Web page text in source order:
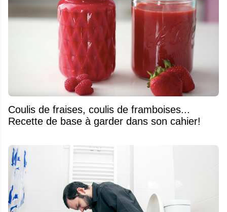
Coulis de fraises, coulis de framboises...
Recette de base à garder dans son cahier!